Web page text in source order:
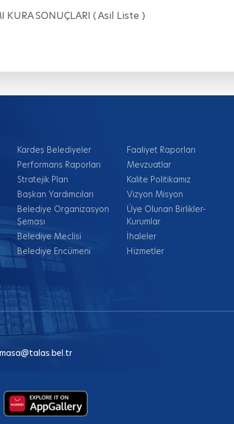
KURA SONUÇLARI ( Asil Liste )
Kardeş Belediyeler
Performans Raporları
Stratejik Plan
Başkan Yardımcıları
Belediye Organizasyon
Şeması
Belediye Meclisi
Belediye Encümeni
Faaliyet Raporları
Mevzuatlar
Kalite Politikamız
Vizyon Misyon
Üye Olunan Birlikler-
Kurumlar
İhaleler
Hizmetler